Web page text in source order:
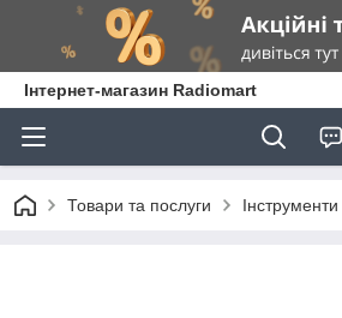
Інтернет-магазин Radiomart
Товари та послуги Інструменти